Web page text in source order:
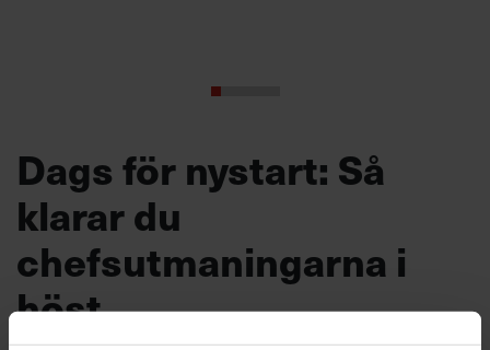
Dags för nystart: Så
klarar du
chefsutmaningarna i
höst